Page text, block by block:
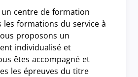
centre de formation
les formations du service à
proposons un
individualisé et
êtes accompagné et
les épreuves du titre